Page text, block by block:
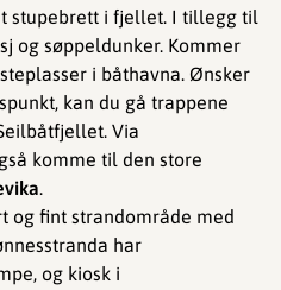
stupebrett i fjellet. I tillegg til
og søppeldunker. Kommer
i båthavna. Ønsker
kan du gå trappene
Via
komme til den store
.
og fint strandområde med
har
og kiosk i